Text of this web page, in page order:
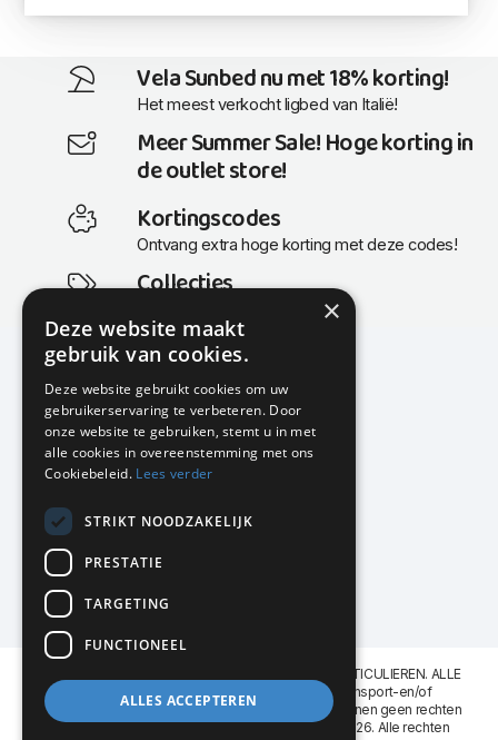
Vela Sunbed nu met 18% korting!
Het meest verkocht ligbed van Italië!
Meer Summer Sale! Hoge korting in
de outlet store!
Kortingscodes
Ontvang extra hoge korting met deze codes!
Collecties
Actuele en populaire collecties
KMP Kantoormeubilair
Airport Business Park
Frankfurtstraat 29-31
1175 RH Lijnden
020-617 01 26
info@kmpkantoormeubilair.nl
Facebook
Instagram
KMP Kantoormeubilair levert aan BEDRIJVEN en PARTICULIEREN. ALLE
GENOEMDE PRIJZEN ZIJN EXCL. 21% B.T.W. Transport-en/of
Montagekosten op aanvraag. Aan deze website kunnen geen rechten
worden ontleend. KMP Kantoormeubilair VOF © 2026. Alle rechten
×
Deze website maakt
gebruik van cookies.
Deze website gebruikt cookies om uw
gebruikerservaring te verbeteren. Door
onze website te gebruiken, stemt u in met
alle cookies in overeenstemming met ons
Cookiebeleid. Lees verder
STRIKT NOODZAKELIJK
PRESTATIE
TARGETING
FUNCTIONEEL
ALLES ACCEPTEREN